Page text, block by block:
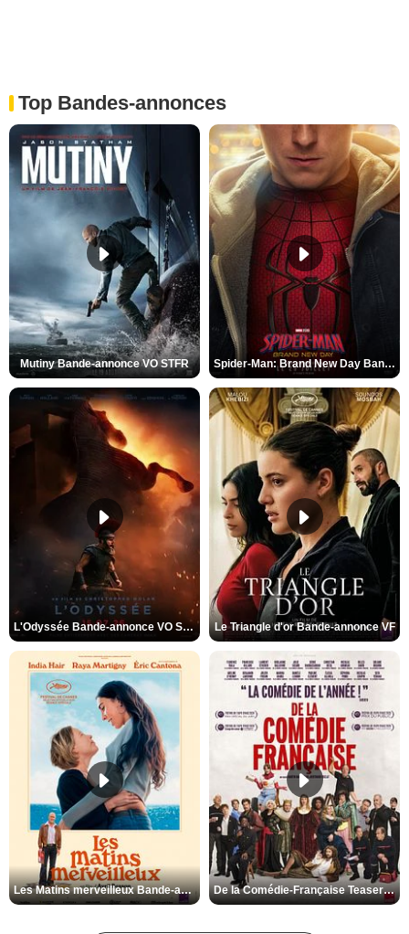
Top Bandes-annonces
Mutiny Bande-annonce VO STFR Spider-Man: Brand New Day Bande-annonce VO STFR
L'Odyssée Bande-annonce VO STFR Le Triangle d'or Bande-annonce VF
Les Matins merveilleux Bande-annonce VF De la Comédie-Française Teaser VF